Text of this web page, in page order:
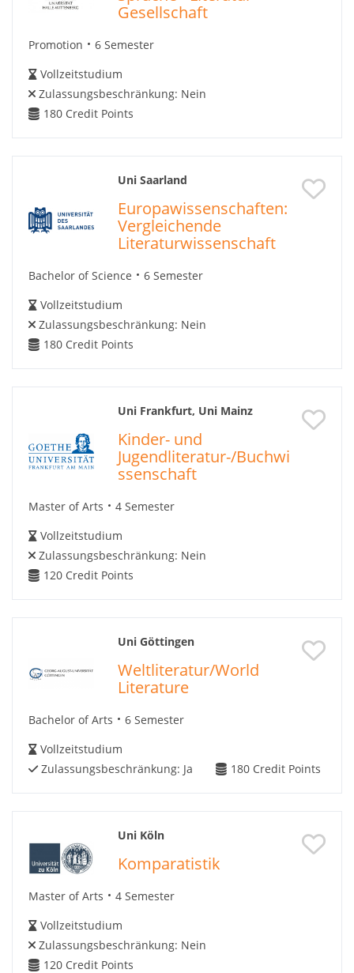
Gesellschaft
Promotion
6 Semester
Vollzeitstudium
Zulassungsbeschränkung: Nein
180 Credit Points
Uni Saarland
Europawissenschaften:
Vergleichende
Literaturwissenschaft
Bachelor of Science
6 Semester
Vollzeitstudium
Zulassungsbeschränkung: Nein
180 Credit Points
Uni Frankfurt, Uni Mainz
Kinder- und
Jugendliteratur-/Buchwi
ssenschaft
Master of Arts
4 Semester
Vollzeitstudium
Zulassungsbeschränkung: Nein
120 Credit Points
Uni Göttingen
Weltliteratur/World
Literature
Bachelor of Arts
6 Semester
Vollzeitstudium
Zulassungsbeschränkung: Ja 180 Credit Points
Uni Köln
Komparatistik
Master of Arts
4 Semester
Vollzeitstudium
Zulassungsbeschränkung: Nein
120 Credit Points